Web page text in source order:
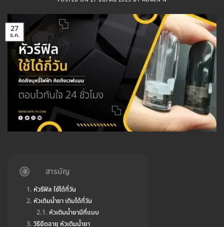
27
ธ.ค.
สารบัญ
หัวรีฟิล ใช้ได้กี่วัน
หัวเติมน้ำยา เติมได้กี่วัน
หัวเติมน้ำยามีกี่แบบ
วิธียืดอายุ หัวเติมน้ำยา